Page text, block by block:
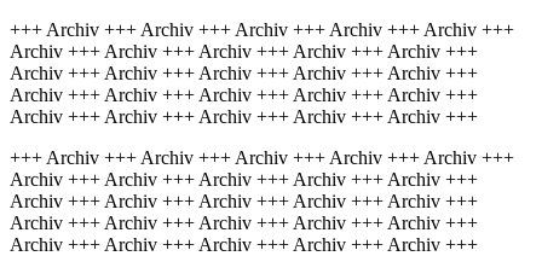
+++ Archiv +++ Archiv +++ Archiv +++ Archiv +++ Archiv +++
Archiv +++ Archiv +++ Archiv +++ Archiv +++ Archiv +++
Archiv +++ Archiv +++ Archiv +++ Archiv +++ Archiv +++
Archiv +++ Archiv +++ Archiv +++ Archiv +++ Archiv +++
Archiv +++ Archiv +++ Archiv +++ Archiv +++ Archiv +++
+++ Archiv +++ Archiv +++ Archiv +++ Archiv +++ Archiv +++
Archiv +++ Archiv +++ Archiv +++ Archiv +++ Archiv +++
Archiv +++ Archiv +++ Archiv +++ Archiv +++ Archiv +++
Archiv +++ Archiv +++ Archiv +++ Archiv +++ Archiv +++
Archiv +++ Archiv +++ Archiv +++ Archiv +++ Archiv +++